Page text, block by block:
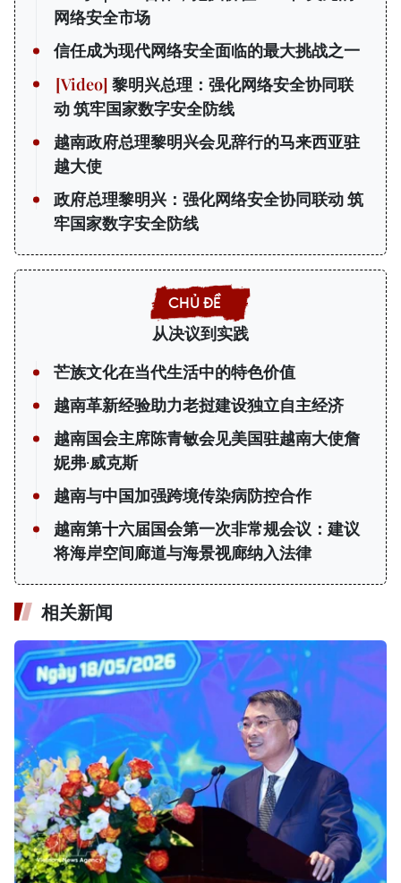
网络安全市场
信任成为现代网络安全面临的最大挑战之一
黎明兴总理：强化网络安全协同联
动 筑牢国家数字安全防线
越南政府总理黎明兴会见辞行的马来西亚驻
越大使
政府总理黎明兴：强化网络安全协同联动 筑
牢国家数字安全防线
从决议到实践
芒族文化在当代生活中的特色价值
越南革新经验助力老挝建设独立自主经济
越南国会主席陈青敏会见美国驻越南大使詹
妮弗·威克斯
越南与中国加强跨境传染病防控合作
越南第十六届国会第一次非常规会议：建议
将海岸空间廊道与海景视廊纳入法律
相关新闻